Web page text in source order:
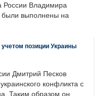
России Владимира
были выполнены на
позиции Украины
Дмитрий Песков
конфликта с
Таким образом он